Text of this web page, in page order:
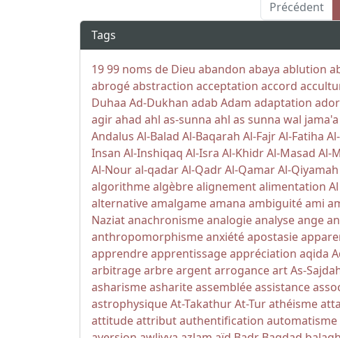
Précédent
Tags
1999 noms de Dieu abandon abaya ablution
abrogéabstraction acceptation accord
Duhaa Ad-Dukhan adab Adam adaptation
agirahad ahl as-sunna ahl as sunna wal jama'a
Andalus Al-Balad Al-Baqarah Al-FajrAl-Fatiha
Insan Al-Inshiqaq Al-Isra Al-KhidrAl-Masad Al-
Al-Noural-qadarAl-QadrAl-QamarAl-Qiyamah
algorithmealgèbrealignementalimentation
alternativeamalgameamana ambiguitéami
Naziatanachronismeanalogieanalyseange
anthropomorphismeanxiétéapostasie
apprendreapprentissageappréciation aqida
arbitragearbreargentarroganceartAs-
asharismeashariteassembléeassistance
astrophysiqueAt-TakathurAt-Turathéisme
attitudeattributauthentification automatisme